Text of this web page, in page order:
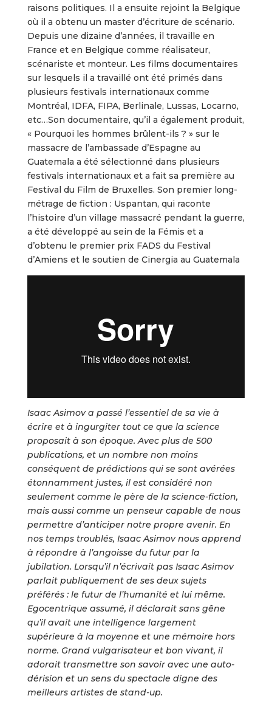
raisons politiques. Il a ensuite rejoint la Belgique
où il a obtenu un master d’écriture de scénario.
Depuis une dizaine d’années, il travaille en
France et en Belgique comme réalisateur,
scénariste et monteur. Les films documentaires
sur lesquels il a travaillé ont été primés dans
plusieurs festivals internationaux comme
Montréal, IDFA, FIPA, Berlinale, Lussas, Locarno,
etc…Son documentaire, qu’il a également produit,
« Pourquoi les hommes brûlent-ils ? » sur le
massacre de l’ambassade d’Espagne au
Guatemala a été sélectionné dans plusieurs
festivals internationaux et a fait sa première au
Festival du Film de Bruxelles. Son premier long-
métrage de fiction : Uspantan, qui raconte
l’histoire d’un village massacré pendant la guerre,
a été développé au sein de la Fémis et a
d’obtenu le premier prix FADS du Festival
d’Amiens et le soutien de Cinergia au Guatemala
Isaac Asimov a passé l’essentiel de sa vie à
écrire et à ingurgiter tout ce que la science
proposait à son époque. Avec plus de 500
publications, et un nombre non moins
conséquent de prédictions qui se sont avérées
étonnamment justes, il est considéré non
seulement comme le père de la science-fiction,
mais aussi comme un penseur capable de nous
permettre d’anticiper notre propre avenir. En
nos temps troublés, Isaac Asimov nous apprend
à répondre à l’angoisse du futur par la
jubilation. Lorsqu’il n’écrivait pas Isaac Asimov
parlait publiquement de ses deux sujets
préférés : le futur de l’humanité et lui même.
Egocentrique assumé, il déclarait sans gêne
qu’il avait une intelligence largement
supérieure à la moyenne et une mémoire hors
norme. Grand vulgarisateur et bon vivant, il
adorait transmettre son savoir avec une auto-
dérision et un sens du spectacle digne des
meilleurs artistes de stand-up.